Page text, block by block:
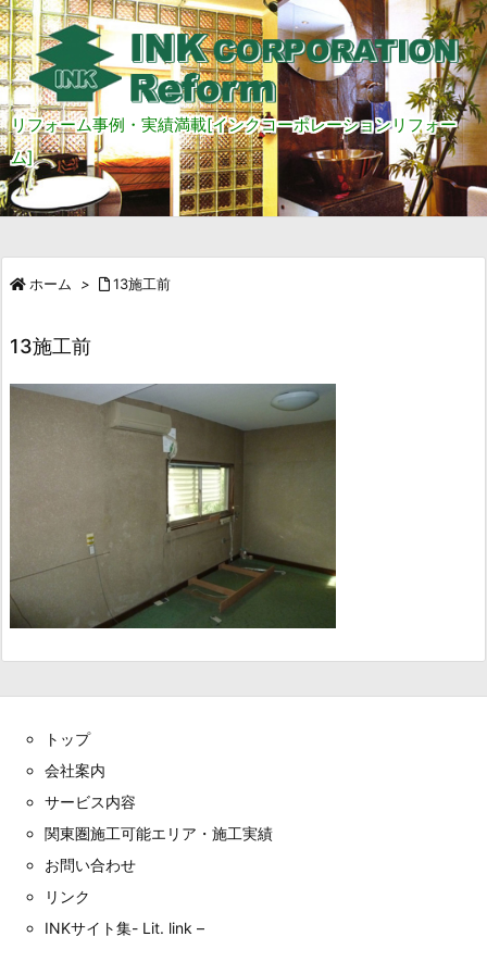
リフォーム事例・実績満載[インクコーポレーションリフォー
ム]
ホーム > 13施工前
13施工前
トップ
会社案内
サービス内容
関東圏施工可能エリア・施工実績
お問い合わせ
リンク
INKサイト集- Lit. link –